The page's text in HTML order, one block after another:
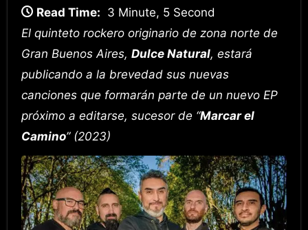
Read Time: 3 Minute, 5 Second
El quinteto rockero originario de zona norte de
Gran Buenos Aires, Dulce Natural, estará
publicando a la brevedad sus nuevas
canciones que formarán parte de un nuevo EP
próximo a editarse, sucesor de “Marcar el
Camino” (2023)